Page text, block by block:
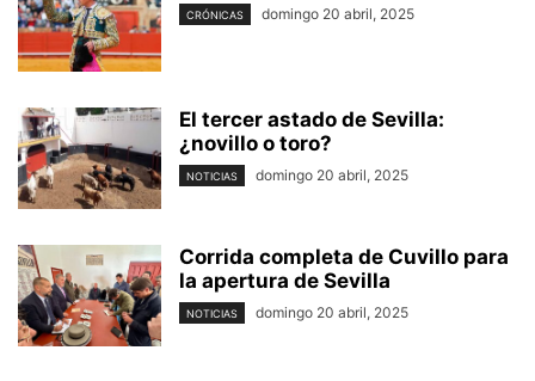
CRÓNICAS domingo 20 abril, 2025
El tercer astado de Sevilla:
¿novillo o toro?
NOTICIAS domingo 20 abril, 2025
Corrida completa de Cuvillo para
la apertura de Sevilla
NOTICIAS domingo 20 abril, 2025